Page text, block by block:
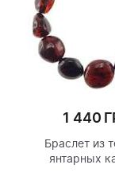
1 440
Браслет из
янтарных